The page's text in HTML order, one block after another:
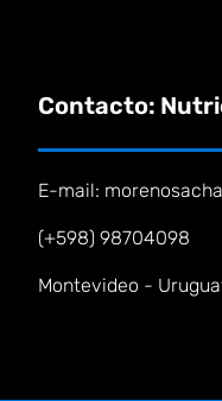
Contacto:
E-mail:
(+598) 98704098
Montevideo -